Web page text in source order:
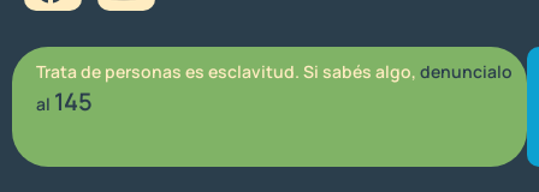
Trata de personas es esclavitud. Si sabés algo, denuncialo
al 145